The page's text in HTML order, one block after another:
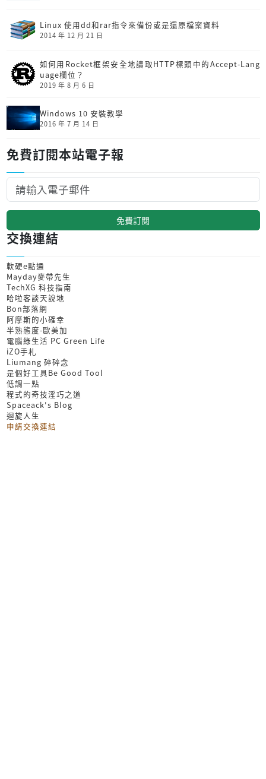
Linux 使用dd和rar指令來備份或是還原檔案資料
2014 年 12 月 21 日
如何用Rocket框架安全地讀取HTTP標頭中的Accept-Lang
uage欄位？
2019 年 8 月 6 日
Windows 10 安裝教學
2016 年 7 月 14 日
免費訂閱本站電子報
免費訂閱
交換連結
軟硬e點通
Mayday麥帶先生
TechXG 科技指南
哈啦客談天說地
Bon部落網
阿摩斯的小確幸
半熟態度-歐美加
電腦綠生活 PC Green Life
iZO手札
Liumang 碎碎念
是個好工具Be Good Tool
低調一點
程式的奇技淫巧之道
Spaceack's Blog
迴旋人生
申請交換連結